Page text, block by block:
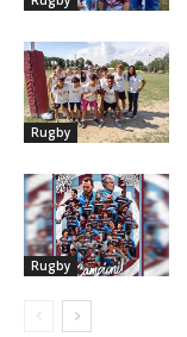
Rugby
Rugby